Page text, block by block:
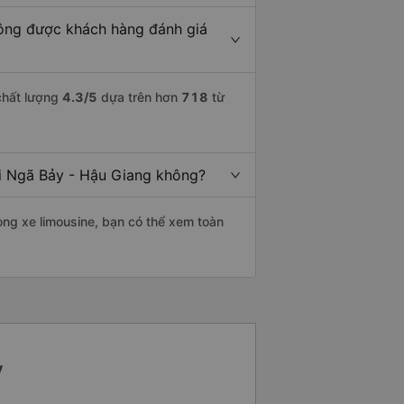
được khách hàng đánh giá
lượng 4.3/5 dựa trên hơn 718 từ
Bảy - Hậu Giang không?
xe limousine, bạn có thể xem toàn